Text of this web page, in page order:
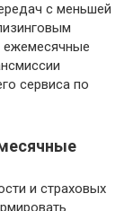
с меньшей
ежемесячные
сервиса по
и страховых